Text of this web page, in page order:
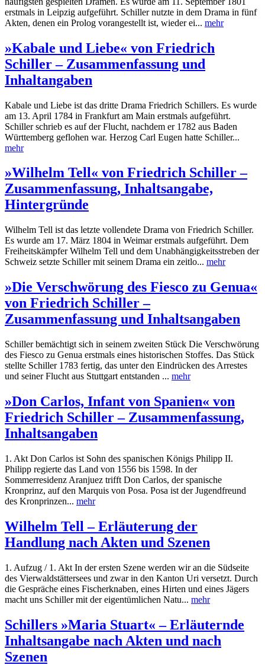
erstmals in Leipzig aufgeführt. Schiller nutzte in dem Drama in fünf
Akten, denen ein Prolog vorangestellt ist, wieder ei... mehr
»Kabale und Liebe« von Friedrich
Schiller – Zusammenfassung und
Inhaltangaben
Kabale und Liebe ist das dritte Drama Friedrich Schillers. Es wurde
am 13. April 1784 in Frankfurt am Main erstmals aufgeführt.
Schiller schrieb es auf der Flucht, nachdem er 1782 aus Baden
Württemberg geflohen war. Herzog Carl Eugen hatte Schiller...
mehr
»Wilhelm Tell« von Friedrich Schiller –
Zusammenfassung, Inhaltsangabe,
Hintergründe
Wilhelm Tell ist das letzte vollendete Drama von Friedrich Schiller.
Es wurde am 17. März 1804 in Weimar erstmals aufgeführt. Dem
Freiheitskämpfer Wilhelm Tell und dem Unabhängigkeitsstreben der
Schweiz setzte Schiller mit seinem Drama ein zeitlo... mehr
»Die Verschwörung des Fiesco zu Genua«
von Friedrich Schiller –
Zusammenfassung und Inhaltsangaben
Schiller bemächtigt sich in seinem zweiten Stück Die Verschwörung
des Fiesco zu Genua erstmals eines historischen Stoffes. Das Stück
stellte Schiller 1783 fertig, das unter den Eindrücken des Arrestes
und seiner Flucht aus Stuttgart entstanden ... mehr
»Don Carlos, Infant von Spanien« von
Friedrich Schiller – Zusammenfassung,
Inhaltsangaben
1. Akt Don Carlos ist Sohn des spanischen Königs Philipp II.
Philipp regierte das Land von 1556 bis 1598. In der
Sommerresidenz Aranjuez trifft Don Carlos, der spanische
Kronprinz, auf den Marquis von Posa. Posa ist der Jugendfreund
des Kronprinzen... mehr
Wilhelm Tell – Erläuterung der
Handlung nach Akten und Szenen
1. Aufzug / 1. Akt In der ersten Szene werden wir an die Südseite
des Vierwaldstättersees und zwar in den Kanton Uri versetzt. Durch
die Gespräche eines Fischerknaben, eines Hirten und eines Jägers
macht uns Schiller mit der eigentümlichen Natu... mehr
Schillers »Maria Stuart« – Erläuternde
Inhaltsangabe nach Akten und nach
Szenen